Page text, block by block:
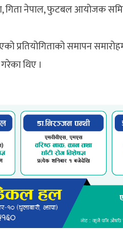
गिता नेपाल, फुटबल आयोजक
प्रतियोगिताको समापन
थिए ।